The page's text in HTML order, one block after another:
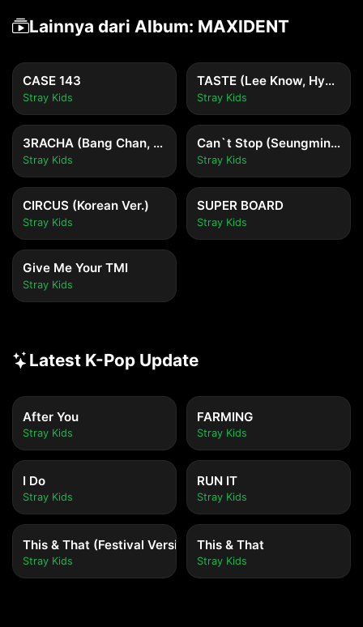
Lainnya dari Album: MAXIDENT
CASE 143
Stray Kids
TASTE (Lee Know, Hyunjin, Felix)
Stray Kids
3RACHA (Bang Chan, Changbin, HAN)
Stray Kids
Can`t Stop (Seungmin, I.N)
Stray Kids
CIRCUS (Korean Ver.)
Stray Kids
SUPER BOARD
Stray Kids
Give Me Your TMI
Stray Kids
Latest K-Pop Update
After You
Stray Kids
FARMING
Stray Kids
I Do
Stray Kids
RUN IT
Stray Kids
This & That (Festival Version)
Stray Kids
This & That
Stray Kids